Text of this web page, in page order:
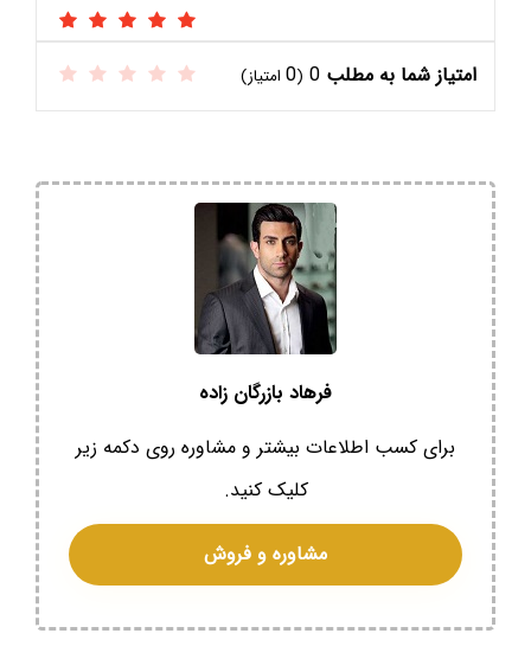
امتیاز شما به مطلب 0
(
0 امتیاز)
فرهاد بازرگان زاده
برای کسب اطلاعات بیشتر و مشاوره روی دکمه زیر
کلیک کنید.
مشاوره و فروش